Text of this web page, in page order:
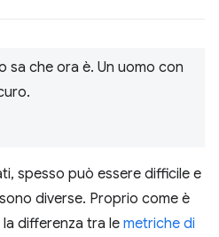
sa che ora è. Un uomo con
spesso può essere difficile e
diverse. Proprio come è
differenza tra le metriche di